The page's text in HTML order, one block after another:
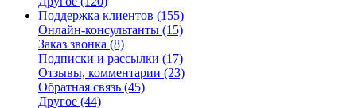
Поддержка клиентов (155)
Онлайн-консультанты (15)
Заказ звонка (8)
Подписки и рассылки (17)
Отзывы, комментарии (23)
Обратная связь (45)
Другое (44)